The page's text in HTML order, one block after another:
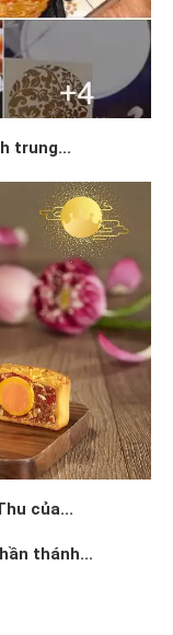
trung...
của...
thánh...